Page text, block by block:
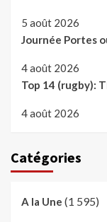
5 août 2026
Journée Portes
4 août 2026
Top 14 (rugby):
4 août 2026
Catégories
A la Une (1 595)